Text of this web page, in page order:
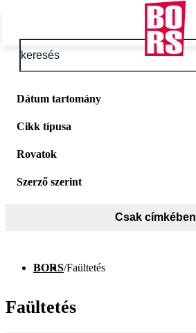
Dátum tartomány
Cikk típusa
Rovatok
Szerző szerint
Csak címkében
BORS/Faültetés
Faültetés